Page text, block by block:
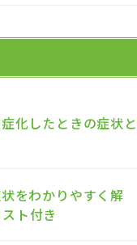
化したときの症状と
をわかりやすく解
ト付き